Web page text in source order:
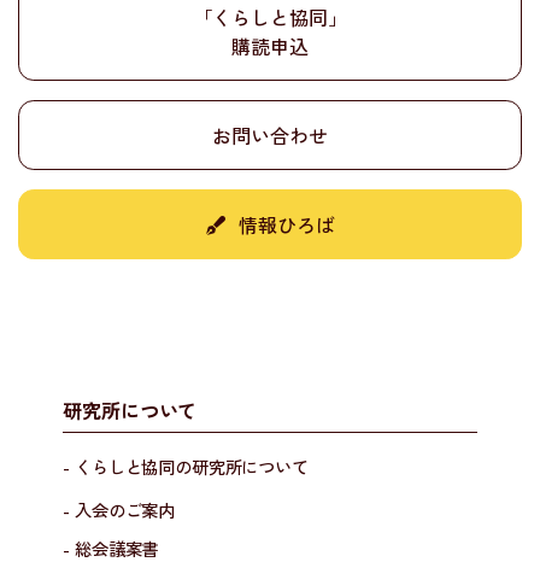
「くらしと協同」
購読申込
お問い合わせ
情報ひろば
研究所について
- くらしと協同の研究所について
- 入会のご案内
- 総会議案書